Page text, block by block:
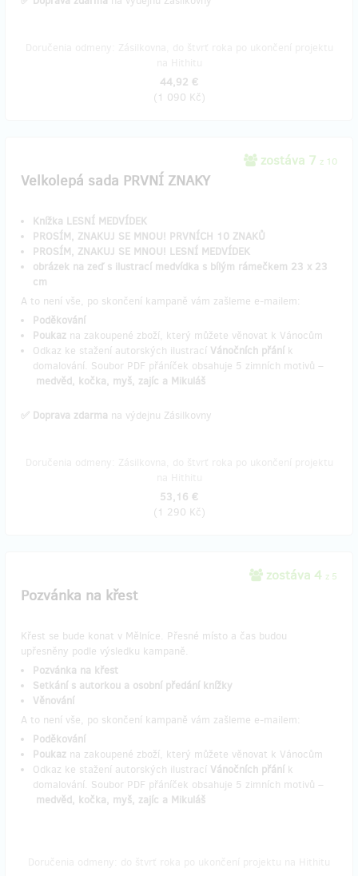
44,92 €
(1 090 Kč)
zostáva 7 z 10
Velkolepá sada PRVNÍ ZNAKY
Knížka LESNÍ MEDVÍDEK
PROSÍM, ZNAKUJ SE MNOU! PRVNÍCH 10 ZNAKŮ
PROSÍM, ZNAKUJ SE MNOU! LESNÍ MEDVÍDEK
obrázek na zeď s ilustrací medvídka s bílým rámečkem 23 x 23
cm
A to není vše, po skončení kampaně vám zašleme e-mailem:
Poděkování
Poukaz na zakoupené zboží, který můžete věnovat k Vánocům
Odkaz ke stažení autorských ilustrací Vánočních přání k
domalování. Soubor PDF přáníček obsahuje 5 zimních motivů –
medvěd, kočka, myš, zajíc a Mikuláš
✅ Doprava zdarma na výdejnu Zásilkovny
53,16 €
(1 290 Kč)
zostáva 4 z 5
Pozvánka na křest
Křest se bude konat v Mělníce. Přesné místo a čas budou
upřesněny podle výsledku kampaně.
Pozvánka na křest
Setkání s autorkou a osobní předání knížky
Věnování
A to není vše, po skončení kampaně vám zašleme e-mailem:
Poděkování
Poukaz na zakoupené zboží, který můžete věnovat k Vánocům
Odkaz ke stažení autorských ilustrací Vánočních přání k
domalování. Soubor PDF přáníček obsahuje 5 zimních motivů –
medvěd, kočka, myš, zajíc a Mikuláš